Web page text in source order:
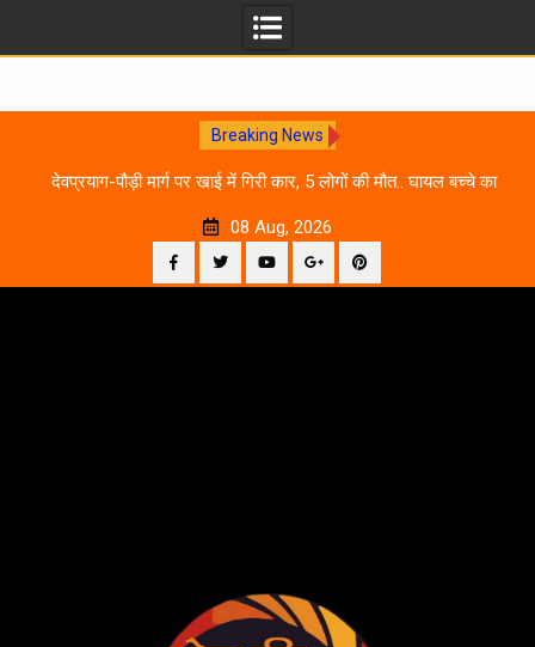
Breaking News
देवप्रयाग-पौड़ी मार्ग पर खाई में गिरी कार, 5 लोगों की मौत.. घायल बच्चे का
08 Aug, 2026